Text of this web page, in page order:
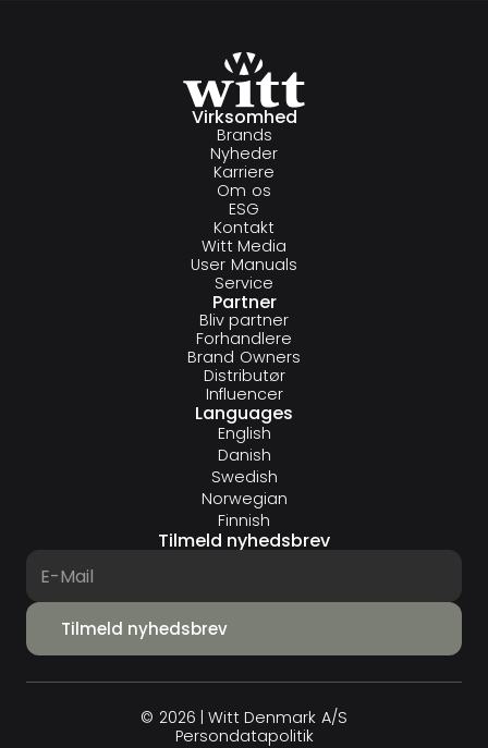
Virksomhed
Brands
Nyheder
Karriere
Om os
ESG
Kontakt
Witt Media
User Manuals
Service
Partner
Bliv partner
Forhandlere
Brand Owners
Distributør
Influencer
Languages
English
Danish
Swedish
Norwegian
Finnish
Tilmeld nyhedsbrev
© 2026 | Witt Denmark A/S
Persondatapolitik